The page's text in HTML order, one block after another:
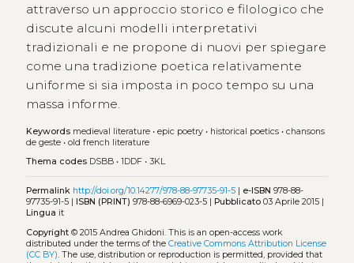
attraverso un approccio storico e filologico che
discute alcuni modelli interpretativi
tradizionali e ne propone di nuovi per spiegare
come una tradizione poetica relativamente
uniforme si sia imposta in poco tempo su una
massa informe.
Keywords medieval literature• epic poetry• historical poetics• chansons
de geste• old french literature
Thema codes DSBB• 1DDF• 3KL
Permalink http://doi.org/10.14277/978-88-97735-91-5| e-ISBN 978-88-
97735-91-5 | ISBN (PRINT) 978-88-6969-023-5 | Pubblicato03 Aprile 2015 |
Lingua it
Copyright© 2015 Andrea Ghidoni. This is an open-access work
distributed under the terms of the Creative Commons Attribution License
(CC BY) . The use, distribution or reproduction is permitted, provided that